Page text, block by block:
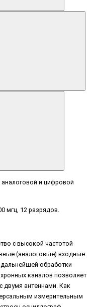
и цифровой
мгц, 12 разрядов.
с высокой частотой
(аналоговые) входные
обработки
каналов позволяет
двумя антеннами. Как
измерительным